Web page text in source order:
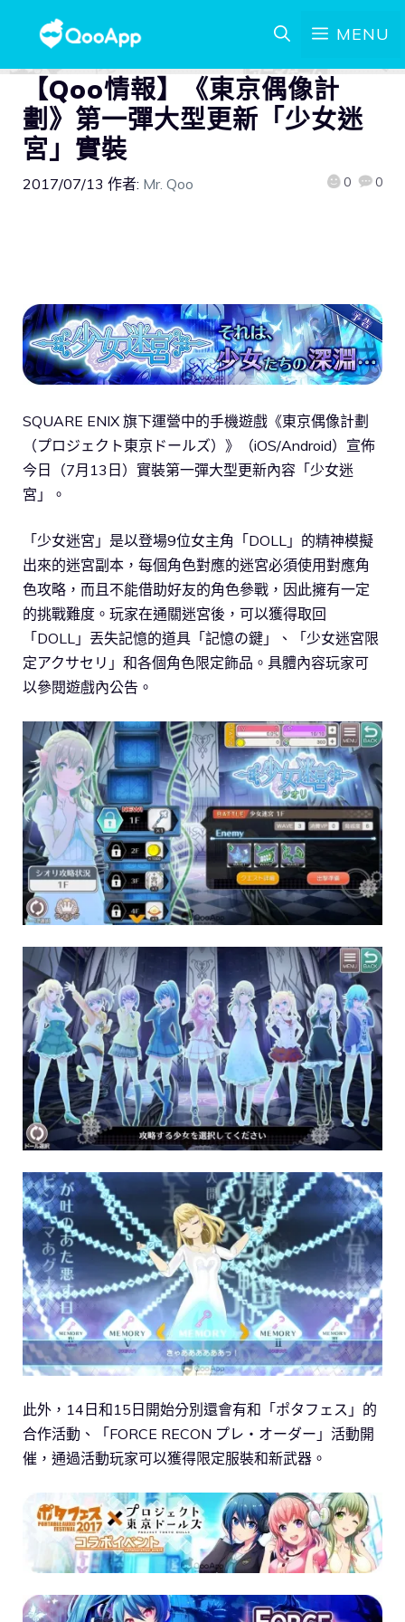
MENU
【Qoo情報】《東京偶像計
劃》第一彈大型更新「少女迷
宮」實裝
2017/07/13 作者: Mr. Qoo 0 0
SQUARE ENIX 旗下運營中的手機遊戲《東京偶像計劃
（プロジェクト東京ドールズ）》（iOS/Android）宣佈
今日（7月13日）實裝第一彈大型更新內容「少女迷
宮」。
「少女迷宮」是以登場9位女主角「DOLL」的精神模擬
出來的迷宮副本，每個角色對應的迷宮必須使用對應角
色攻略，而且不能借助好友的角色參戰，因此擁有一定
的挑戰難度。玩家在通關迷宮後，可以獲得取回
「DOLL」丟失記憶的道具「記憶の鍵」、「少女迷宮限
定アクサセリ」和各個角色限定飾品。具體內容玩家可
以參閱遊戲內公告。
此外，14日和15日開始分別還會有和「ポタフェス」的
合作活動、「FORCE RECON プレ・オーダー」活動開
催，通過活動玩家可以獲得限定服裝和新武器。